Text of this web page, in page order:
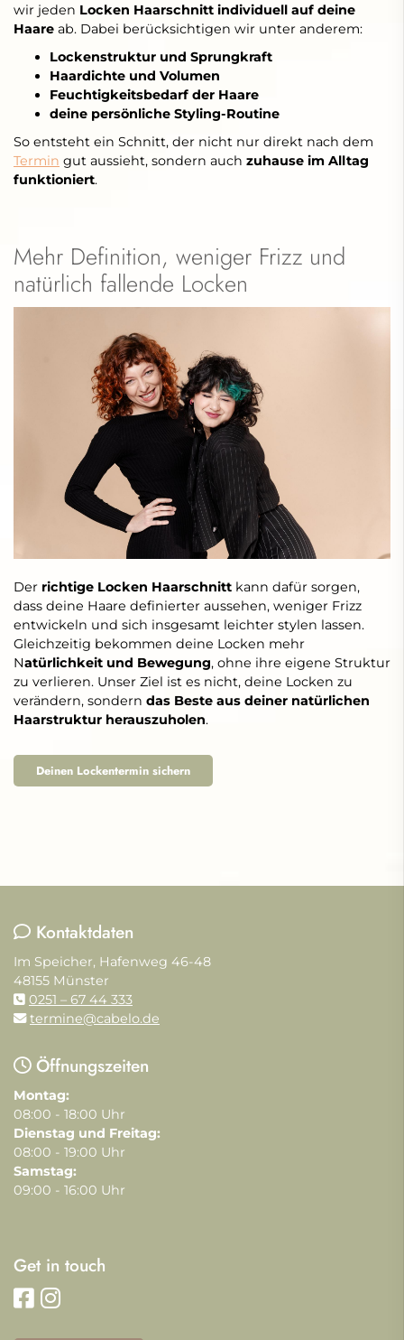
wir jeden Locken Haarschnitt individuell auf deine
Haare ab. Dabei berücksichtigen wir unter anderem:
Lockenstruktur und Sprungkraft
Haardichte und Volumen
Feuchtigkeitsbedarf der Haare
deine persönliche Styling-Routine
So entsteht ein Schnitt, der nicht nur direkt nach dem
Termin gut aussieht, sondern auch zuhause im Alltag
funktioniert.
Mehr Definition, weniger Frizz und
natürlich fallende Locken
Der richtige Locken Haarschnitt kann dafür sorgen,
dass deine Haare definierter aussehen, weniger Frizz
entwickeln und sich insgesamt leichter stylen lassen.
Gleichzeitig bekommen deine Locken mehr
Natürlichkeit und Bewegung, ohne ihre eigene Struktur
zu verlieren. Unser Ziel ist es nicht, deine Locken zu
verändern, sondern das Beste aus deiner natürlichen
Haarstruktur herauszuholen.
Deinen Lockentermin sichern
Kontaktdaten
Im Speicher, Hafenweg 46-48
48155 Münster
0251 – 67 44 333
termine@cabelo.de
Öffnungszeiten
Montag:
08:00 - 18:00 Uhr
Dienstag und Freitag:
08:00 - 19:00 Uhr
Samstag:
09:00 - 16:00 Uhr
Get in touch